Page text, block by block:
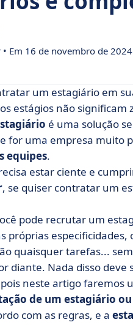
Em 16 de novembro de 2024
seguidas ao
para
o que fazer e o que não
um estagiário em
estágios não significam
é uma solução
for uma empresa muito
equipes.
estar ciente e
, se quiser contratar um
pode recrutar um
próprias especificidades,
quaisquer tarefas...
diante. Nada disso
neste artigo faremos
de um estagiário
com as regras, e a